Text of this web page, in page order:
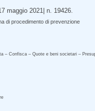
maggio 2021| n. 19426.
di procedimento di prevenzione
– Confisca – Quote e beni societari –